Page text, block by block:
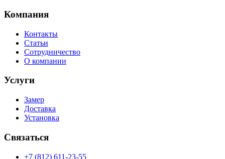
Компания
Контакты
Статьи
Сотрудничество
О компании
Услуги
Замер
Доставка
Установка
Связаться
+7 (812) 611-23-55